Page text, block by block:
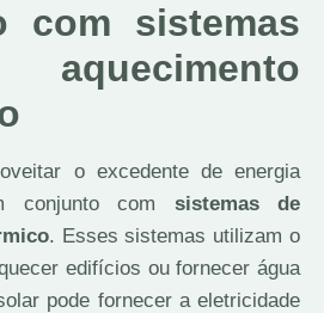
com sistemas
o excedente de energia
conjunto com sistemas de
. Esses sistemas utilizam o
edifícios ou fornecer água
pode fornecer a eletricidade